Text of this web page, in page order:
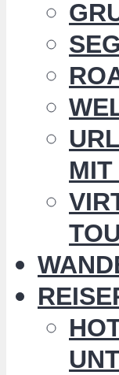
MIT